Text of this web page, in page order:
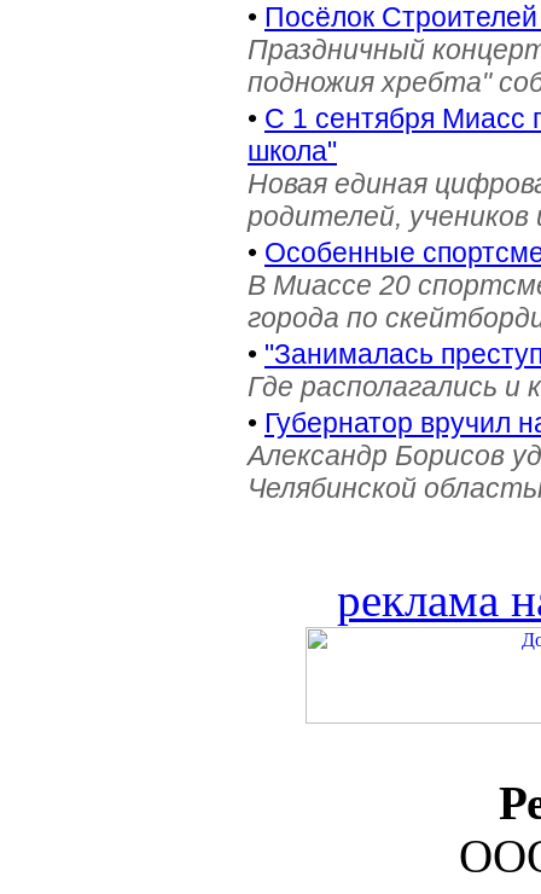
• Посёлок
Праздничный
подножия хребта"
• С 1 сентября Миасс
школа"
Новая единая
родителей, учеников
• Особенные
В Миассе 20
города по
• "Занималась
Где располагались и
• Губернатор вручил
Александр Борисов
Челябинской
реклама